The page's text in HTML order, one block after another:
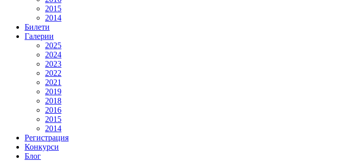
2015
2014
Билети
Галерии
2025
2024
2023
2022
2021
2019
2018
2016
2015
2014
Регистрация
Конкурси
Блог